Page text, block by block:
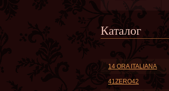
Каталог
14 ORA ITALIANA
41ZERO42